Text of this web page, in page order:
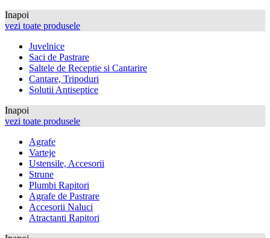
Inapoi
vezi toate produsele
Juvelnice
Saci de Pastrare
Saltele de Receptie si Cantarire
Cantare, Tripoduri
Solutii Antiseptice
Inapoi
vezi toate produsele
Agrafe
Varteje
Ustensile, Accesorii
Strune
Plumbi Rapitori
Agrafe de Pastrare
Accesorii Naluci
Atractanti Rapitori